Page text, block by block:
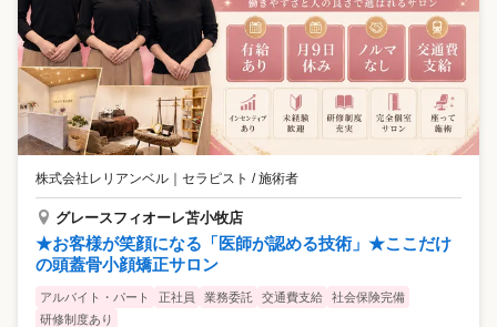
株式会社レリアンベル セラピスト / 施術者
グレースフィオーレ苫小牧店
★お客様が笑顔になる「医師が認める技術」★ここだけ
の頭蓋骨小顔矯正サロン
アルバイト・パート 正社員 業務委託 交通費支給
社会保険完備
研修制度あり